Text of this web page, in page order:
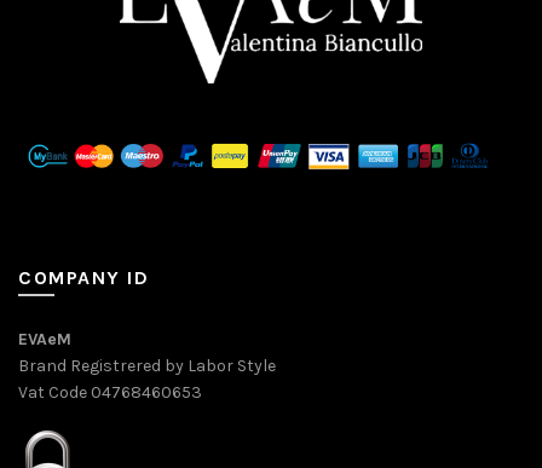
COMPANY ID
EVAeM
Brand Registrered by Labor Style
Vat Code 04768460653